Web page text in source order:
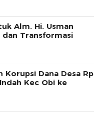
Alm. Hi. Usman
dan Transformasi
Korupsi Dana Desa Rp
Kec Obi ke